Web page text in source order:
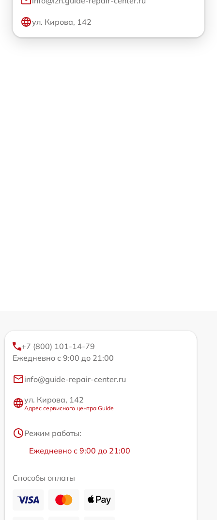
ул. Кирова, 142
+7 (800) 101-14-79
Ежедневно с 9:00 до 21:00
info@guide-repair-center.ru
ул. Кирова, 142
Адрес сервисного центра Guide
Режим работы:
Ежедневно с 9:00 до 21:00
Способы оплаты